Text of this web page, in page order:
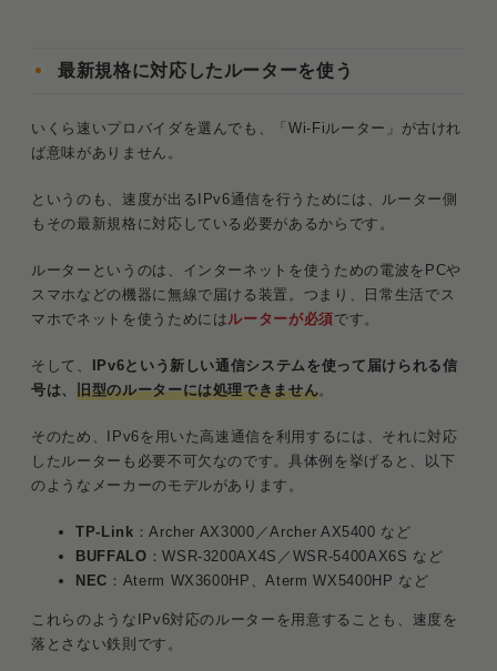
最新規格に対応したルーターを使う
いくら速いプロバイダを選んでも、「Wi-Fiルーター」が古けれ
ば意味がありません。
というのも、速度が出るIPv6通信を行うためには、ルーター側
もその最新規格に対応している必要があるからです。
ルーターというのは、インターネットを使うための電波をPCや
スマホなどの機器に無線で届ける装置。つまり、日常生活でス
マホでネットを使うためにはルーターが必須です。
そして、
IPv6という新しい通信システムを使って届けられる信
号は、 旧型のルーターには処理できません。
そのため、IPv6を用いた高速通信を利用するには、それに対応
したルーターも必要不可欠なのです。具体例を挙げると、以下
のようなメーカーのモデルがあります。
TP-Link ：Archer AX3000／Archer AX5400 など
BUFFALO ：WSR-3200AX4S／WSR-5400AX6S など
NEC ：Aterm WX3600HP、Aterm WX5400HP など
これらのようなIPv6対応のルーターを用意することも、速度を
落とさない鉄則です。